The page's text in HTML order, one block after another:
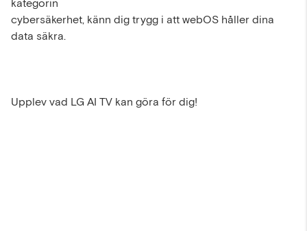
kategorin
cybersäkerhet, känn dig trygg i att webOS håller dina
data säkra.
Upplev vad LG AI TV kan göra för dig!